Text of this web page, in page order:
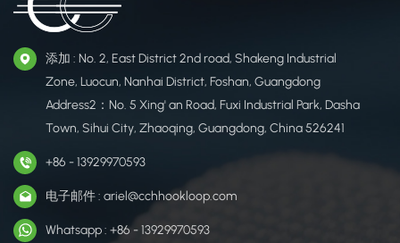
添加 : No. 2, East District 2nd road, Shakeng Industrial
Zone, Luocun, Nanhai District, Foshan, Guangdong
Address2：No. 5 Xing' an Road, Fuxi Industrial Park, Dasha
Town, Sihui City, Zhaoqing, Guangdong, China 526241
+86 - 13929970593
电子邮件 : ariel@cchhookloop.com
Whatsapp : +86 - 13929970593